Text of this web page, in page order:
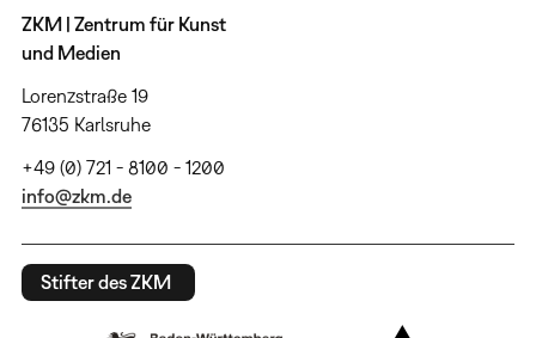
ZKM | Zentrum für Kunst
und Medien
Lorenzstraße 19
76135 Karlsruhe
+49 (0) 721 - 8100 - 1200
info@zkm.de
Stifter des ZKM